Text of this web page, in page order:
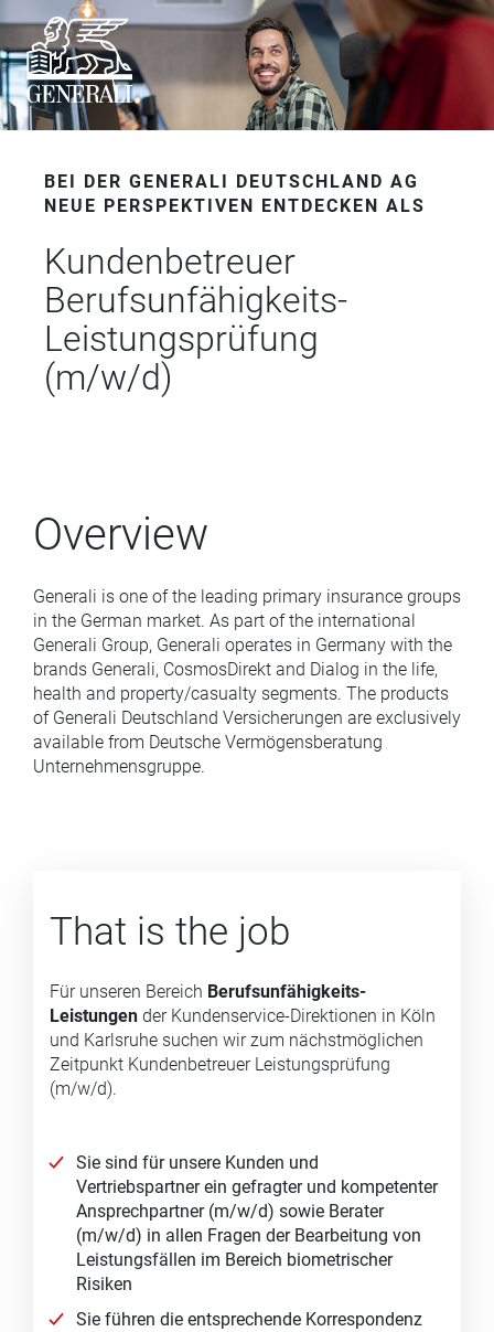
BEI DER GENERALI DEUTSCHLAND AG
NEUE PERSPEKTIVEN ENTDECKEN ALS
Kundenbetreuer
Berufsunfähigkeits-
Leistungsprüfung
(m/w/d)
Overview
Generali is one of the leading primary insurance groups
in the German market. As part of the international
Generali Group, Generali operates in Germany with the
brands Generali, CosmosDirekt and Dialog in the life,
health and property/casualty segments. The products
of Generali Deutschland Versicherungen are exclusively
available from Deutsche Vermögensberatung
Unternehmensgruppe.
That is the job
Für unseren Bereich Berufsunfähigkeits-
Leistungen der Kundenservice-Direktionen in Köln
und Karlsruhe suchen wir zum nächstmöglichen
Zeitpunkt Kundenbetreuer Leistungsprüfung
(m/w/d).
Sie sind für unsere Kunden und
Vertriebspartner ein gefragter und kompetenter
Ansprechpartner (m/w/d) sowie Berater
(m/w/d) in allen Fragen der Bearbeitung von
Leistungsfällen im Bereich biometrischer
Risiken
Sie führen die entsprechende Korrespondenz